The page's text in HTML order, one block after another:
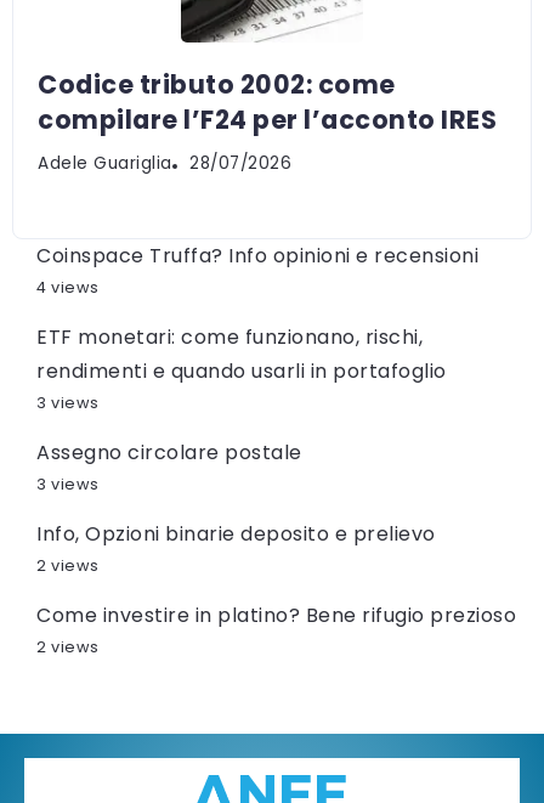
Codice tributo 2002: come
compilare l’F24 per l’acconto IRES
Adele Guariglia 28/07/2026
Coinspace Truffa? Info opinioni e recensioni
4 views
ETF monetari: come funzionano, rischi,
rendimenti e quando usarli in portafoglio
3 views
Assegno circolare postale
3 views
Info, Opzioni binarie deposito e prelievo
2 views
Come investire in platino? Bene rifugio prezioso
2 views